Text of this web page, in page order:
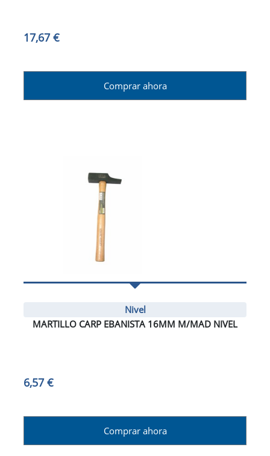
17,67 €
Comprar ahora
Nivel
MARTILLO CARP EBANISTA 16MM M/MAD NIVEL
6,57 €
Comprar ahora